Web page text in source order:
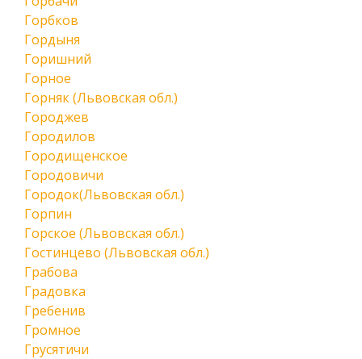
Горбков
Гордыня
Горишний
Горное
Горняк (Львовская обл.)
Городжев
Городилов
Городищенское
Городовичи
Городок(Львовская обл.)
Горпин
Горское (Львовская обл.)
Гостинцево (Львовская обл.)
Грабова
Градовка
Гребенив
Громное
Грусятичи